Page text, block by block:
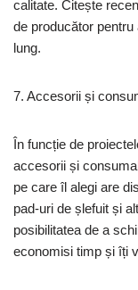
calitate. Citește
de producător
lung.
7. Accesorii și
În funcție de
accesorii și
pe care îl alegi are
pad-uri de șlefuit și
posibilitatea de a
economisi timp și îți